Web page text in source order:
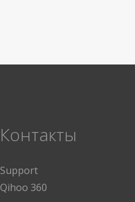
Контакты
Support
Qihoo 360